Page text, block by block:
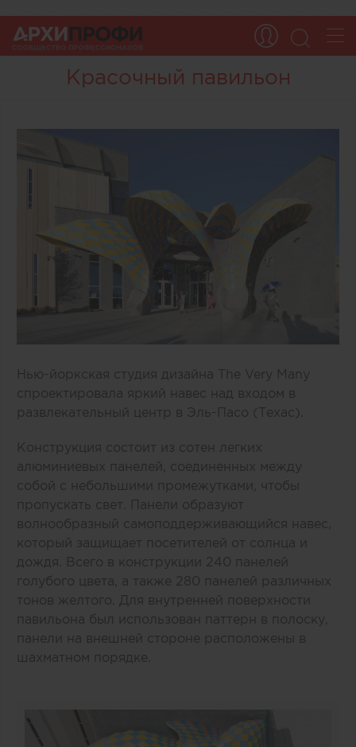
Красочный павильон
Нью-йоркская студия дизайна The Very Many
спроектировала яркий навес над входом в
развлекательный центр в Эль-Пасо (Техас).
Конструкция состоит из сотен легких
алюминиевых панелей, соединенных между
собой с небольшими промежутками, чтобы
пропускать свет. Панели образуют
волнообразный самоподдерживающийся навес,
который защищает посетителей от солнца и
дождя. Всего в конструкции 240 панелей
голубого цвета, а также 280 панелей различных
тонов желтого. Для внутренней поверхности
павильона был использован паттерн в полоску,
панели на внешней стороне расположены в
шахматном порядке.